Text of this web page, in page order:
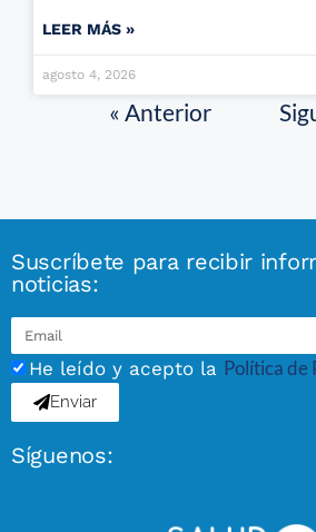
LEER MÁS »
agosto 4, 2026
« Anterior
Suscríbete para recibir
noticias:
He leído y acepto la Política de
Enviar
Síguenos: